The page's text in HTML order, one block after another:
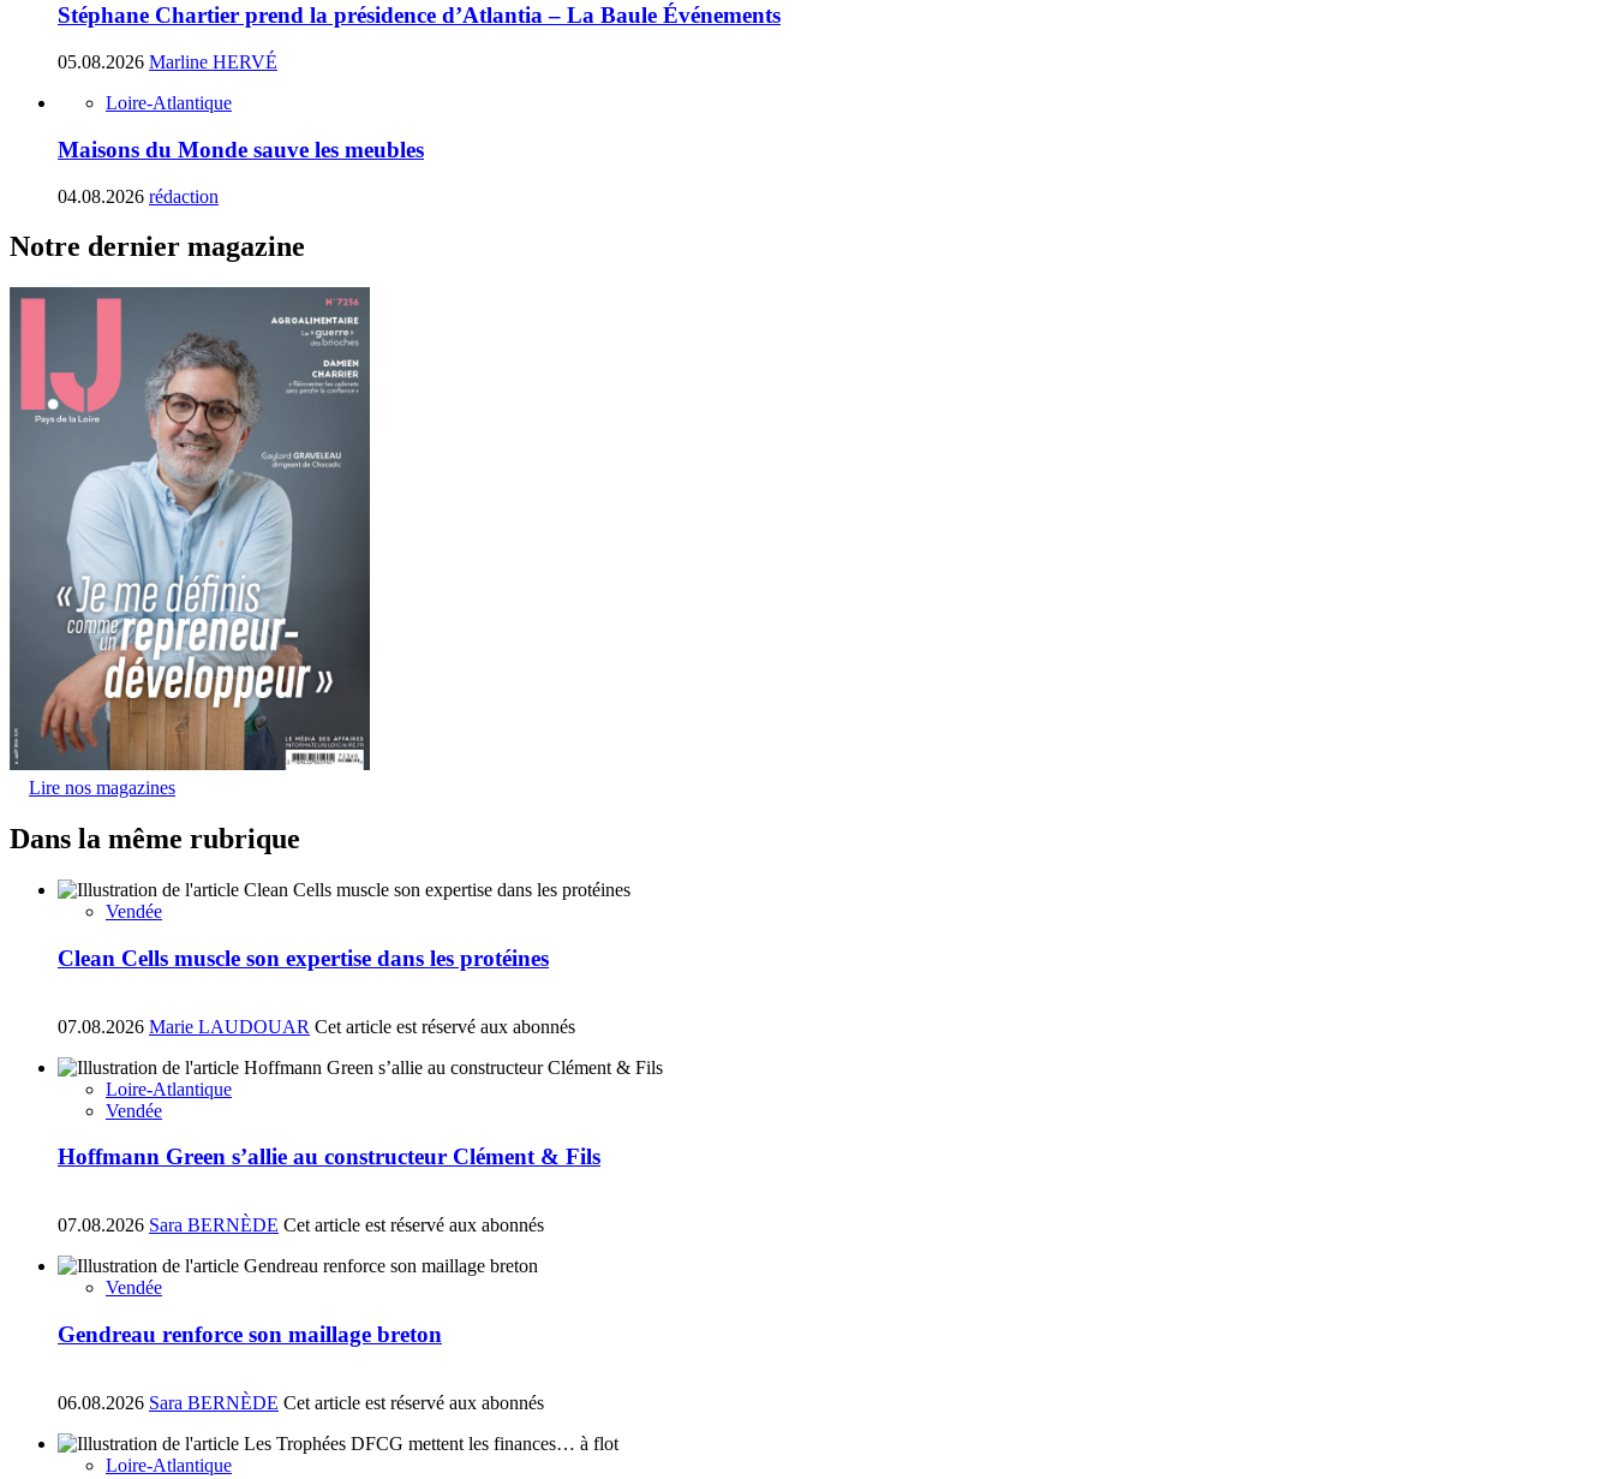
Stéphane Chartier prend la présidence d’Atlantia – La Baule Événements
05.08.2026 Marline HERVÉ
Loire-Atlantique
Maisons du Monde sauve les meubles
04.08.2026 rédaction
Notre dernier magazine
Lire nos magazines
Dans la même rubrique
Vendée
Clean Cells muscle son expertise dans les protéines
07.08.2026 Marie LAUDOUAR Cet article est réservé aux abonnés
Loire-Atlantique
Vendée
Hoffmann Green s’allie au constructeur Clément & Fils
07.08.2026 Sara BERNÈDE Cet article est réservé aux abonnés
Vendée
Gendreau renforce son maillage breton
06.08.2026 Sara BERNÈDE Cet article est réservé aux abonnés
Loire-Atlantique